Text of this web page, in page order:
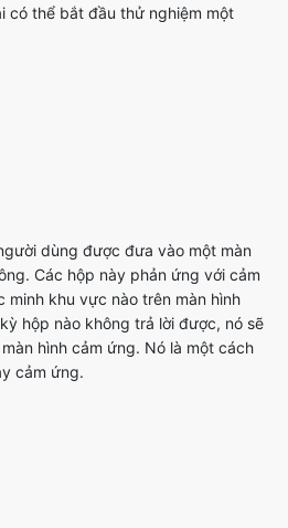
có thể bắt đầu thử nghiệm một
dùng được đưa vào một màn
Các hộp này phản ứng với cảm
minh khu vực nào trên màn hình
hộp nào không trả lời được, nó sẽ
hình cảm ứng. Nó là một cách
cảm ứng.